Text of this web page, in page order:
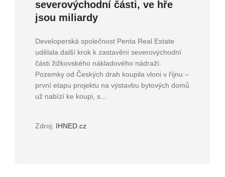
severovýchodní části, ve hře
jsou miliardy
Developerská společnost Penta Real Estate
udělala další krok k zastavění severovýchodní
části žižkovského nákladového nádraží.
Pozemky od Českých drah koupila vloni v říjnu –
první etapu projektu na výstavbu bytových domů
už nabízí ke koupi, s...
Zdroj: IHNED.cz